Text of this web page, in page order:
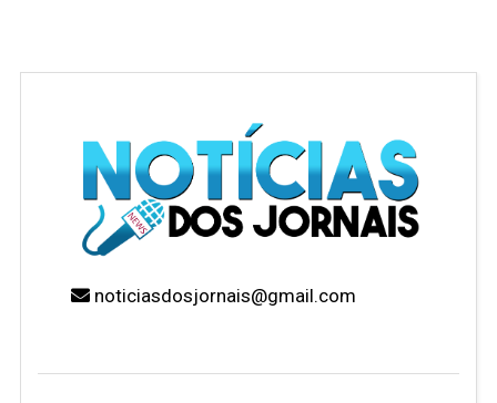
noticiasdosjornais@gmail.com